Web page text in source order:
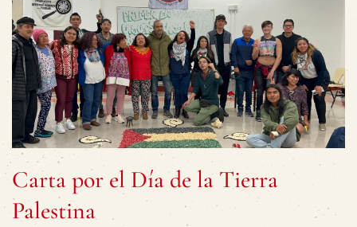
Carta por el Día de la Tierra
Palestina